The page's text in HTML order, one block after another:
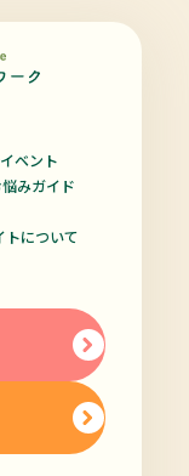
ベント
みガイド
トについて